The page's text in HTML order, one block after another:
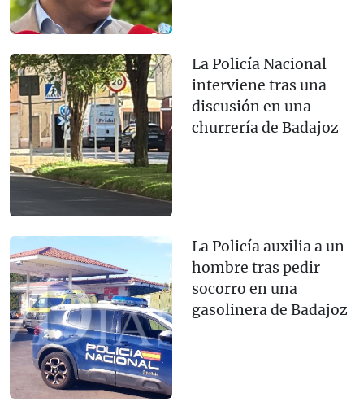
La Policía Nacional
interviene tras una
discusión en una
churrería de Badajoz
La Policía auxilia a un
hombre tras pedir
socorro en una
gasolinera de Badajoz